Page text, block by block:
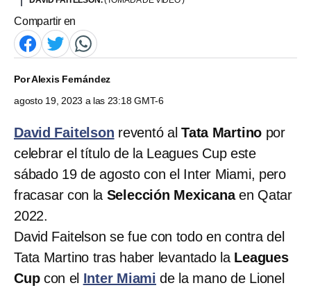
Compartir en
PorAlexis Fernández
agosto 19, 2023 a las 23:18 GMT-6
David Faitelson reventó al Tata Martino por
celebrar el título de la Leagues Cup este
sábado 19 de agosto con el Inter Miami, pero
fracasar con la Selección Mexicanaen Qatar
2022.
David Faitelson se fue con todo en contra del
Tata Martino tras haber levantado la Leagues
Cupcon el Inter Miami de la mano de Lionel